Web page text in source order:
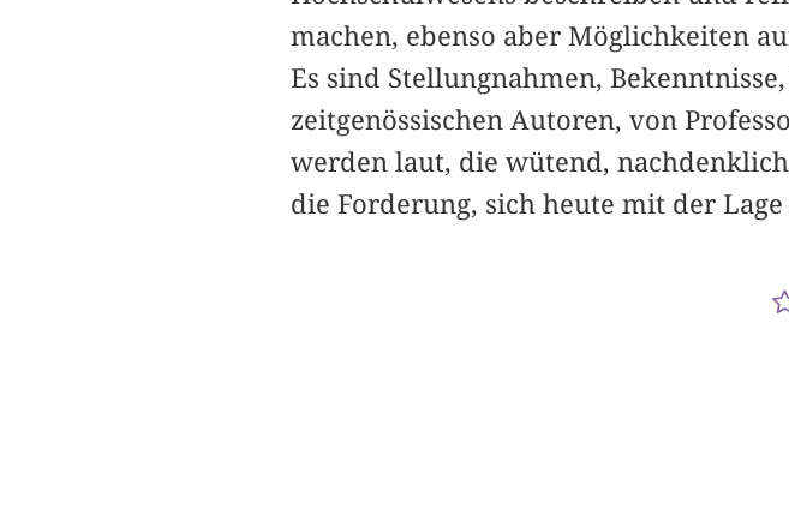
machen, ebenso aber Möglichkeiten
Es sind Stellungnahmen,
zeitgenössischen Autoren, von
werden laut, die wütend,
die Forderung, sich heute mit der